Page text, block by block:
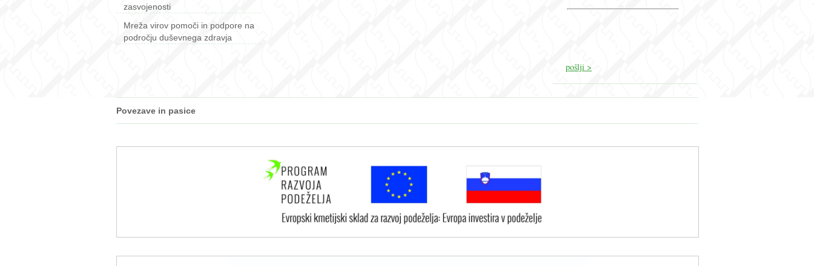
zasvojenosti
Mreža virov pomoči in podpore na
področju duševnega zdravja
Povezave in pasice